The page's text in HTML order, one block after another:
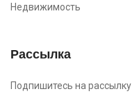
Недвижимость
Рассылка
Подпишитесь на рассылку